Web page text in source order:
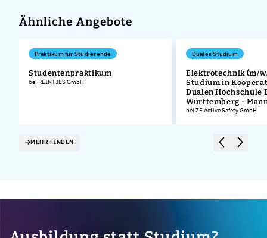
Ähnliche Angebote
Praktikum für Studierende
Studentenpraktikum
bei REINTJES GmbH
Duales Studium
Elektrotechnik (m/
Studium in
Dualen Hochschule
Württemberg -
bei ZF Active Safety GmbH
MEHR FINDEN